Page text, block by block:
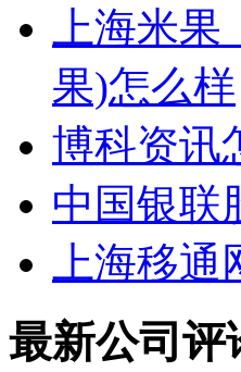
上海米
果)怎么样
博科资讯
中国银联
上海移
最新公司评